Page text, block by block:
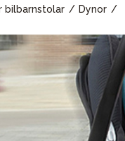
bilbarnstolar Dynor